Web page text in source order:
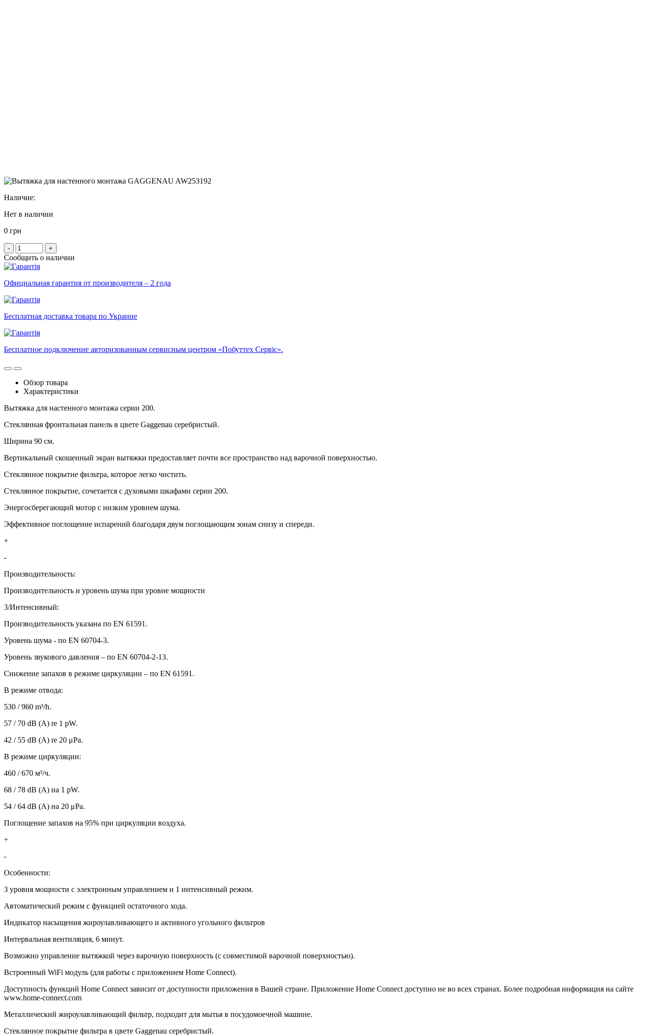
Наличие:
Нет в наличии
0 грн
- +
Сообщить о наличии
Официальная гарантия от производителя – 2 года
Бесплатная доставка товара по Украине
Бесплатное подключение авторизованным сервисным центром «Побуттех Сервіс».
Обзор товара
Характеристики
Вытяжка для настенного монтажа серии 200.
Стеклянная фронтальная панель в цвете Gaggenau серебристый.
Ширина 90 см.
Вертикальный скошенный экран вытяжки предоставляет почти все пространство над варочной поверхностью.
Стеклянное покрытие фильтра, которое легко чистить.
Стеклянное покрытие, сочетается с духовыми шкафами серии 200.
Энергосберегающий мотор с низким уровнем шума.
Эффективное поглощение испарений благодаря двум поглощающим зонам снизу и спереди.
+
-
Производительность:
Производительность и уровень шума при уровне мощности
3/Интенсивный:
Производительность указана по EN 61591.
Уровень шума - по EN 60704-3.
Уровень звукового давления – по EN 60704-2-13.
Снижение запахов в режиме циркуляции – по EN 61591.
В режиме отвода:
530 / 960 m³/h.
57 / 70 dB (A) re 1 pW.
42 / 55 dB (A) re 20 μPa.
В режиме циркуляции:
460 / 670 м³/ч.
68 / 78 dB (A) на 1 pW.
54 / 64 dB (A) на 20 μPa.
Поглощение запахов на 95% при циркуляции воздуха.
+
-
Особенности:
3 уровня мощности с электронным управлением и 1 интенсивный режим.
Автоматический режим с функцией остаточного хода.
Индикатор насыщения жироулавливающего и активного угольного фильтров
Интервальная вентиляция, 6 минут.
Возможно управление вытяжкой через варочную поверхность (с совместимой варочной поверхностью).
Встроенный WiFi модуль (для работы с приложением Home Connect).
Доступность функций Home Connect зависит от доступности приложения в Вашей стране. Приложение Home Connect доступно не во всех странах. Более подробная информация на сайте
www.home-connect.com
Металлический жироулавливающий фильтр, подходит для мытья в посудомоечной машине.
Стеклянное покрытие фильтра в цвете Gaggenau серебристый.